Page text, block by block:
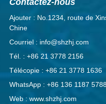
Contactez-nous
Ajouter : No.1234, route de
Chine
Courriel : info@shzhj.com
Tél. : +86 21 3778 2156
Télécopie : +86 21 3778 1636
WhatsApp : +86 136 1187
Web : www.shzhj.com